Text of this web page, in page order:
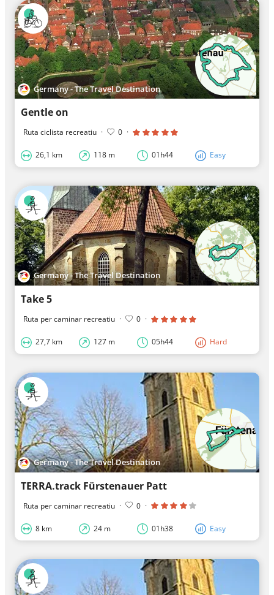
Germany - The Travel Destination
Gentle on
Ruta ciclista recreatiu · 0 ·
26,1 km 118 m 01h44 Easy
Germany - The Travel Destination
Take 5
Ruta per caminar recreatiu · 0 ·
27,7 km 127 m 05h44 Hard
Germany - The Travel Destination
TERRA.track Fürstenauer Patt
Ruta per caminar recreatiu · 0 ·
8 km 24 m 01h38 Easy